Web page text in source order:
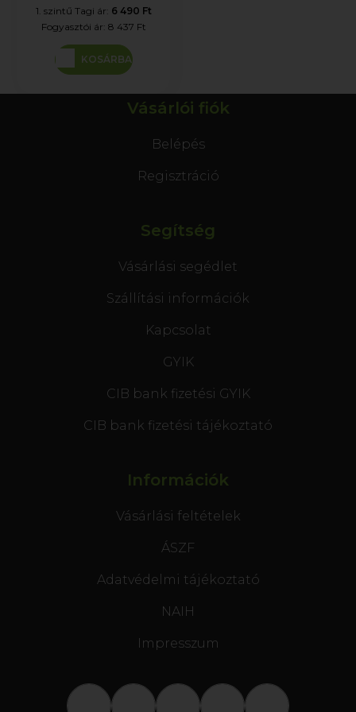
1. szintű Tagi ár: 6 490 Ft
Fogyasztói ár:8 437 Ft
KOSÁRBA
Vásárlói fiók
Belépés
Regisztráció
Segítség
Vásárlási segédlet
Szállítási információk
Kapcsolat
GYIK
CIB bank fizetési GYIK
CIB bank fizetési tájékoztató
Információk
Vásárlási feltételek
ÁSZF
Adatvédelmi tájékoztató
NAIH
Impresszum